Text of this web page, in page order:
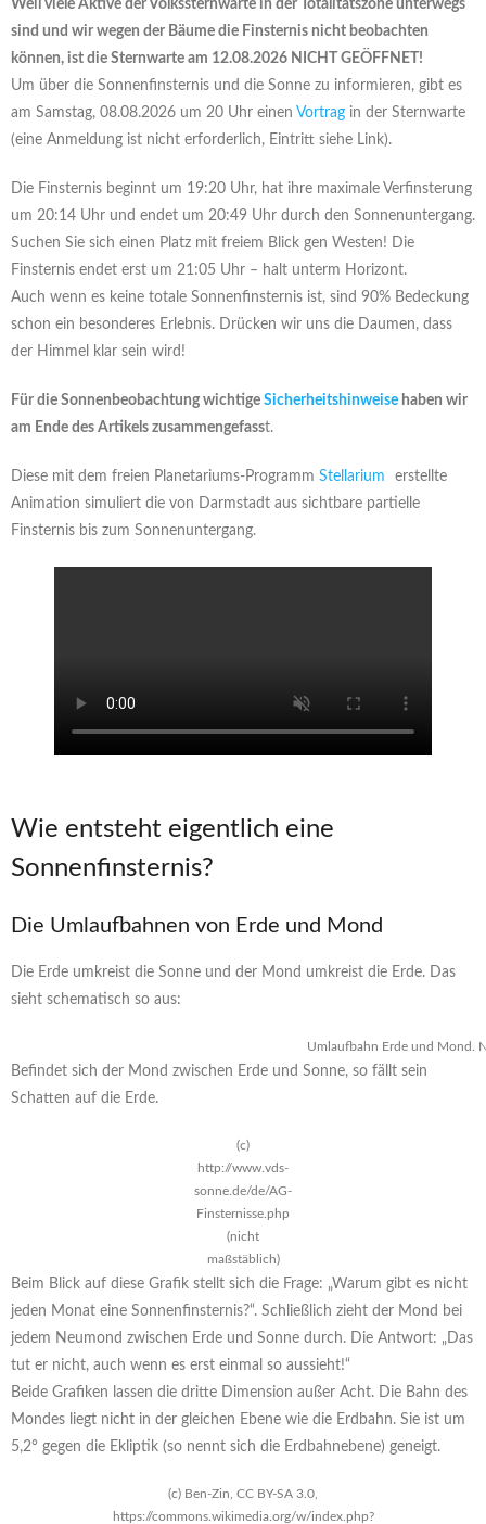
Weil viele Aktive der Volkssternwarte in der Totalitätszone unterwegs
sind und wir wegen der Bäume die Finsternis nicht beobachten
können, ist die Sternwarte am 12.08.2026 NICHT GEÖFFNET!
Um über die Sonnenfinsternis und die Sonne zu informieren, gibt es
am Samstag, 08.08.2026 um 20 Uhr einen Vortrag in der Sternwarte
(eine Anmeldung ist nicht erforderlich, Eintritt siehe Link).
Die Finsternis beginnt um 19:20 Uhr, hat ihre maximale Verfinsterung
um 20:14 Uhr und endet um 20:49 Uhr durch den Sonnenuntergang.
Suchen Sie sich einen Platz mit freiem Blick gen Westen! Die
Finsternis endet erst um 21:05 Uhr – halt unterm Horizont.
Auch wenn es keine totale Sonnenfinsternis ist, sind 90% Bedeckung
schon ein besonderes Erlebnis. Drücken wir uns die Daumen, dass
der Himmel klar sein wird!
Für die Sonnenbeobachtung wichtige Sicherheitshinweise haben wir
am Ende des Artikels zusammengefasst.
Diese mit dem freien Planetariums-Programm Stellarium
erstellte
Animation simuliert die von Darmstadt aus sichtbare partielle
Finsternis bis zum Sonnenuntergang.
Wie entsteht eigentlich eine
Sonnenfinsternis?
Die Umlaufbahnen von Erde und Mond
Die Erde umkreist die Sonne und der Mond umkreist die Erde. Das
sieht schematisch so aus:
Umlaufbahn Erde und Mond.
Befindet sich der Mond zwischen Erde und Sonne, so fällt sein
Schatten auf die Erde.
(c)
http://www.vds-
sonne.de/de/AG-
Finsternisse.php
(nicht
maßstäblich)
Beim Blick auf diese Grafik stellt sich die Frage: „Warum gibt es nicht
jeden Monat eine Sonnenfinsternis?“. Schließlich zieht der Mond bei
jedem Neumond zwischen Erde und Sonne durch. Die Antwort: „Das
tut er nicht, auch wenn es erst einmal so aussieht!“
Beide Grafiken lassen die dritte Dimension außer Acht. Die Bahn des
Mondes liegt nicht in der gleichen Ebene wie die Erdbahn. Sie ist um
5,2° gegen die Ekliptik (so nennt sich die Erdbahnebene) geneigt.
(c) Ben-Zin, CC BY-SA 3.0,
https://commons.wikimedia.org/w/index.php?